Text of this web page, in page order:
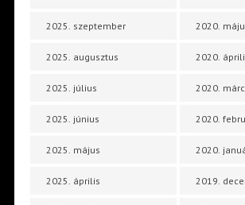
2025. szeptember
2025. augusztus
2025. július
2025. június
2025. május
2025. április
2020.
2020.
2020.
2020.
2020.
2019.